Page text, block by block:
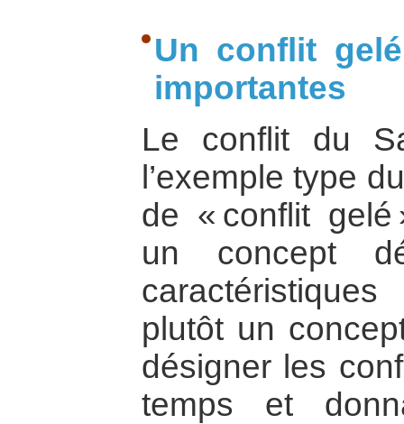
Un conflit
importantes
Le conflit du
l’exemple type
de « conflit
un concept
plutôt un
désigner les
temps et